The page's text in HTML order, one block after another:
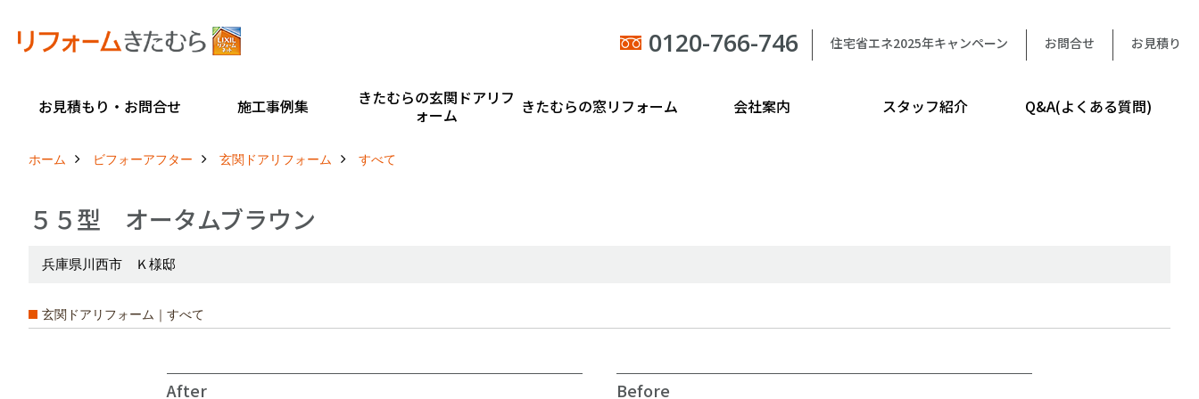
0120-766-746 住宅省エネ2025年キャンペーン お問合せ お見積り
お見積もり・お問合せ 施工事例集
きたむらの玄関ドアリフ
ォーム
きたむらの窓リフォーム 会社案内 スタッフ紹介 Q&A(よくある質問)
ホーム ビフォーアフター 玄関ドアリフォーム すべて
５５型 オータムブラウン
兵庫県川西市 Ｋ様邸
玄関ドアリフォーム｜すべて
After Before